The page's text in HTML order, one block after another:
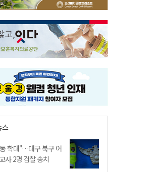
스
학대"…대구 북구 어
사 2명 검찰 송치